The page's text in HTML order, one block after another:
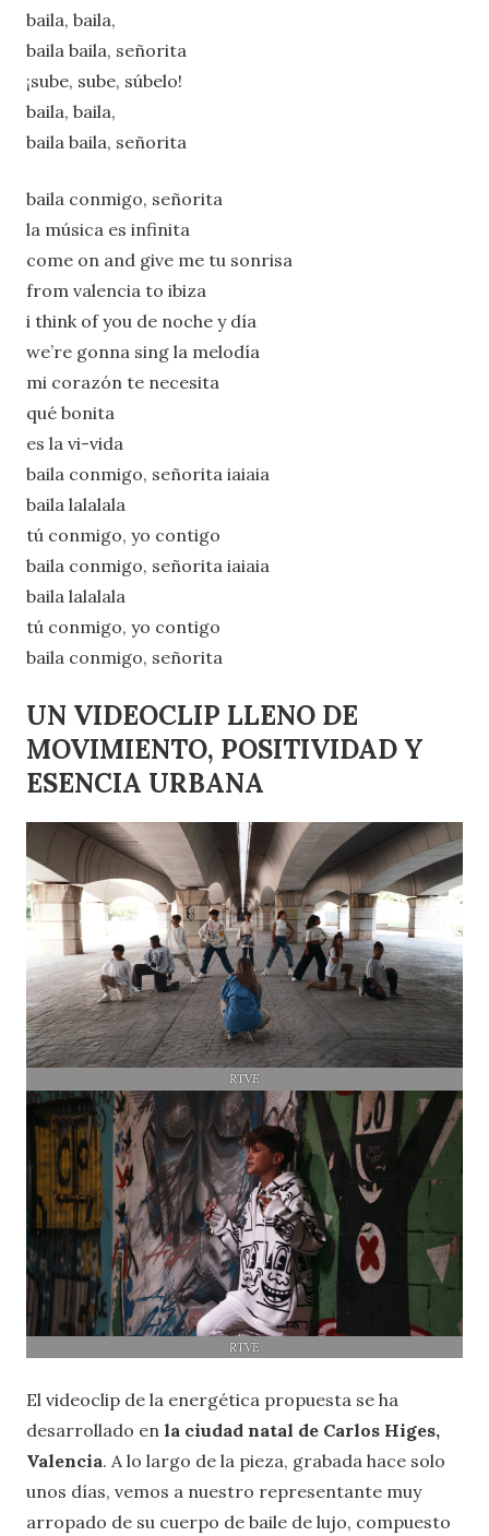
baila, baila,
baila baila, señorita
¡sube, sube, súbelo!
baila, baila,
baila baila, señorita
baila conmigo, señorita
la música es infinita
come on and give me tu sonrisa
from valencia to ibiza
i think of you de noche y día
we’re gonna sing la melodía
mi corazón te necesita
qué bonita
es la vi-vida
baila conmigo, señorita iaiaia
baila lalalala
tú conmigo, yo contigo
baila conmigo, señorita iaiaia
baila lalalala
tú conmigo, yo contigo
baila conmigo, señorita
UN VIDEOCLIP LLENO DE
MOVIMIENTO, POSITIVIDAD Y
ESENCIA URBANA
RTVE
RTVE
El videoclip de la energética propuesta se ha
desarrollado en la ciudad natal de Carlos Higes,
Valencia. A lo largo de la pieza, grabada hace solo
unos días, vemos a nuestro representante muy
arropado de su cuerpo de baile de lujo, compuesto